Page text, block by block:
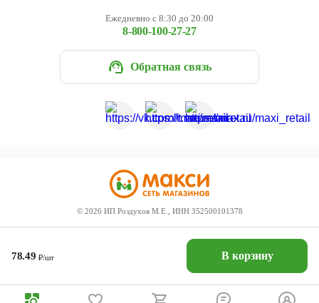
78.49₽/шт В корзину
Ежедневно с 8:30 до 20:00
8-800-100-27-27
Обратная связь
© 2026 ИП Роздухов М.Е., ИНН 352500101378